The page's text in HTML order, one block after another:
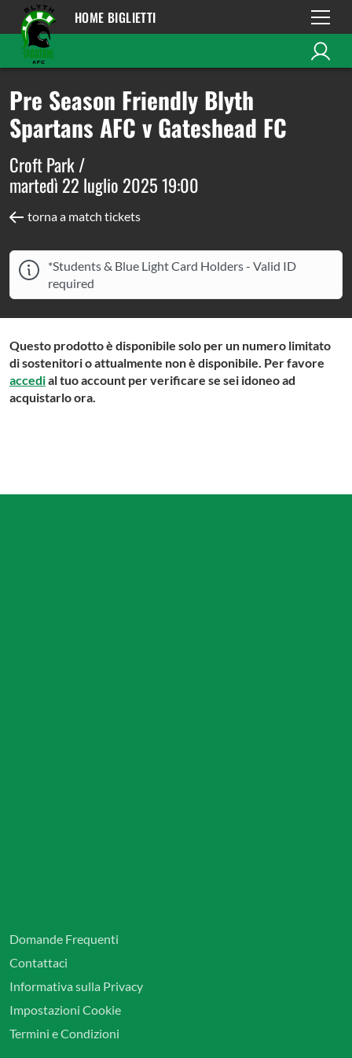
HOME BIGLIETTI
Pre Season Friendly Blyth
Spartans AFC v Gateshead FC
Croft Park /
martedì 22 luglio 2025 19:00
torna a match tickets
*Students & Blue Light Card Holders - Valid ID
required
Questo prodotto è disponibile solo per un numero limitato
di sostenitori o attualmente non è disponibile. Per favore
accedial tuo account per verificare se sei idoneo ad
acquistarlo ora.
Domande Frequenti
Contattaci
Informativa sulla Privacy
Impostazioni Cookie
Termini e Condizioni